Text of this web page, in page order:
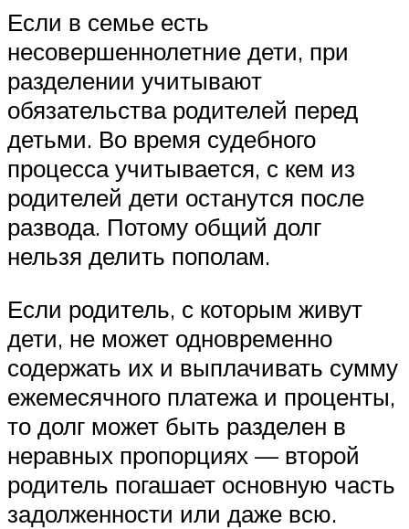
Если в семье есть
несовершеннолетние дети, при
разделении учитывают
обязательства родителей перед
детьми. Во время судебного
процесса учитывается, с кем из
родителей дети останутся после
развода. Потому общий долг
нельзя делить пополам.
Если родитель, с которым живут
дети, не может одновременно
содержать их и выплачивать сумму
ежемесячного платежа и проценты,
то долг может быть разделен в
неравных пропорциях — второй
родитель погашает основную часть
задолженности или даже всю.